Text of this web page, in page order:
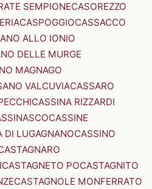
SEMPIONECASOREZZO
CASPOGGIOCASSACCO
ALLO IONIO
DELLE MURGE
MAGNAGO
VALCUVIACASSARO
CASSINA RIZZARDI
CASSINE
DI LUGAGNANOCASSINO
CASTAGNETO POCASTAGNITO
CASTAGNOLE MONFERRATO